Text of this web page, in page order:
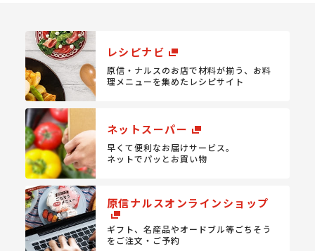
レシピナビ
原信・ナルスのお店で材料が揃う、 お料
理メニューを集めたレシピサイト
ネットスーパー
早くて便利なお届けサービス。
ネットでパッとお買い物
原信ナルスオンラインショップ
ギフト、名産品やオードブル等ごちそう
をご注文・ご予約